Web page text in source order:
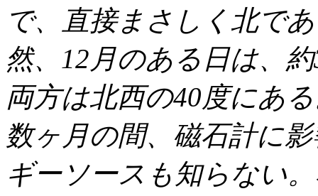
で、直接まさしく北で
然、12月のある日は、
両方は北西の40度にあ
数ヶ月の間、磁石計に
ギーソースも知らない